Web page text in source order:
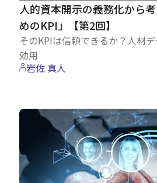
人的資本開示の義務化から
めのKPI」【第2回】
そのKPIは信頼できるか？人材
効用
岩佐 真人